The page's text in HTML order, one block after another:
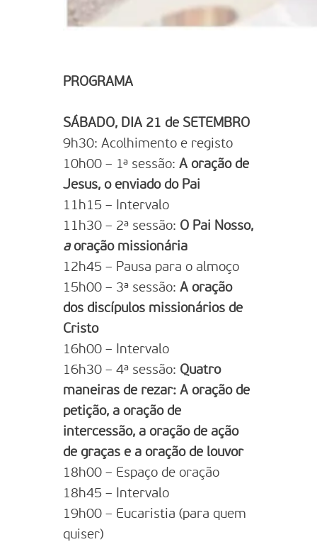
PROGRAMA
SÁBADO, DIA 21 de SETEMBRO
9h30: Acolhimento e registo
10h00 – 1ª sessão: A oração de
Jesus, o enviado do Pai
11h15 – Intervalo
11h30 – 2ª sessão: O Pai Nosso,
aoração missionária
12h45 – Pausa para o almoço
15h00 – 3ª sessão: A oração
dos discípulos missionários de
Cristo
16h00 – Intervalo
16h30 – 4ª sessão: Quatro
maneiras de rezar: A oração de
petição, a oração de
intercessão, a oração de ação
de graças e a oração de louvor
18h00 – Espaço de oração
18h45 – Intervalo
19h00 – Eucaristia (para quem
quiser)